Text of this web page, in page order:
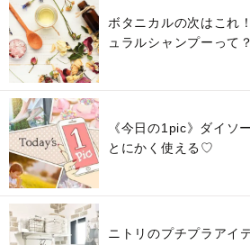
ボタニカルの次はこれ
ュラルシャンプーって？
《今日の1pic》ダイソ
とにかく使える♡
ニトリのプチプラアイ